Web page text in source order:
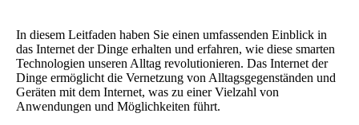
In diesem Leitfaden haben Sie einen umfassenden Einblick in
das Internet der Dinge erhalten und erfahren, wie diese smarten
Technologien unseren Alltag revolutionieren. Das Internet der
Dinge ermöglicht die Vernetzung von Alltagsgegenständen und
Geräten mit dem Internet, was zu einer Vielzahl von
Anwendungen und Möglichkeiten führt.